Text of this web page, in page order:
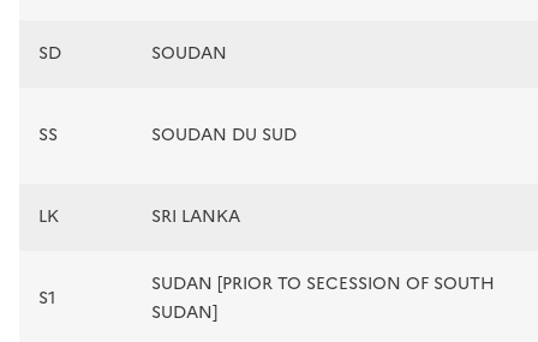
SD SOUDAN
SS SOUDAN DU SUD
LK SRI LANKA
S1
SUDAN [PRIOR TO SECESSION OF SOUTH
SUDAN]